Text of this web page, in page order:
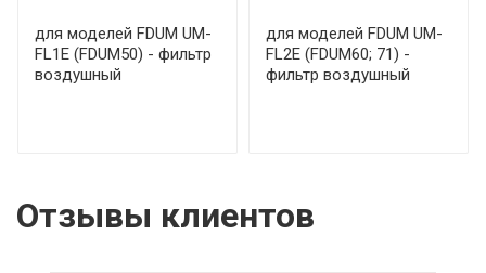
для моделей FDUM UM-
FL1E (FDUM50) - фильтр
воздушный
для моделей FDUM UM-
FL2E (FDUM60; 71) -
фильтр воздушный
Отзывы клиентов